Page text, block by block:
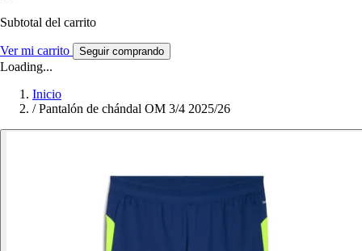
Subtotal del carrito
Ver mi carrito Seguir comprando
Loading...
Inicio
/ Pantalón de chándal OM 3/4 2025/26